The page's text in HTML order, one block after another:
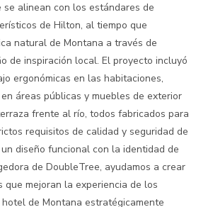
se alinean con los estándares de
de Hilton, al tiempo que
natural de Montana a través de
de inspiración local. El proyecto incluyó
ergonómicas en las habitaciones,
áreas públicas y muebles de exterior
frente al río, todos fabricados para
requisitos de calidad y seguridad de
diseño funcional con la identidad de
de DoubleTree, ayudamos a crear
que mejoran la experiencia de los
de Montana estratégicamente